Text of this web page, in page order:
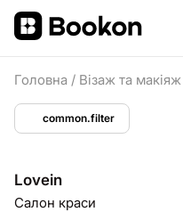
Головна / Візаж та макіяж
common.filter
Lovein
Салон краси